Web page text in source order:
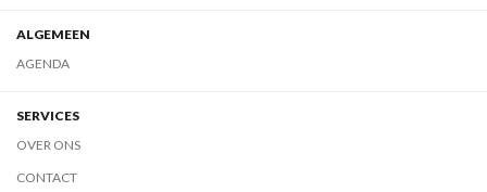
ALGEMEEN
AGENDA
SERVICES
OVER ONS
CONTACT